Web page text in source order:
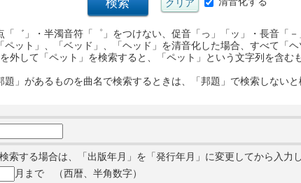
゛」・半濁音符「゜」をつけない、促音「っ」「ッ」・長音「－
ペット」、「ベッド」、「ヘッド」を清音化した場合、すべて「ヘ
外して「ペット」を検索すると、「ペット」という文字列を含む
」があるものを曲名で検索するときは、「邦題」で検索しないと
索する場合は、「出版年月」を「発行年月」に変更してから入力し
月まで （西暦、半角数字）